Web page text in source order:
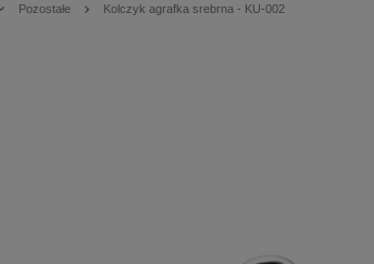
Pozostałe Kolczyk agrafka srebrna - KU-002